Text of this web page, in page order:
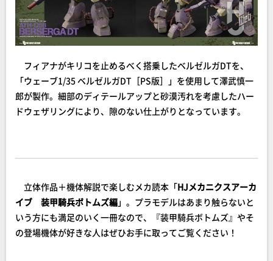
フィアナがキリコを止めるべく搭乗したベルゼルガDTを、
「ウェーブ1/35 ベルゼルガDT［PS版］」を使用して澤武慎一
郎が製作。細部のディテールアップと砂漠汚れを考慮したハー
ドウェザリングにより、隙のない仕上がりとなっています。
立体作品＋機体解説で楽しむメカ読本「HJメカニクスアーカ
イブ 装甲騎兵ボトムズ編」。プラモデルはあまり触らないと
いう方にも満足のいく一冊なので、『装甲騎兵ボトムズ』やそ
の登場機体が好きな人はぜひお手に取ってご覧ください！